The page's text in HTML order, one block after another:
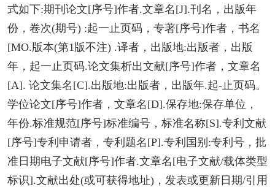
式如下:期刊论文[序号]作者.文章名[J].刊名，出版年
份，卷次(期号) :起一止页码，专著[序号]作者，书名
[MO.版本(第1版不注) .译者，出版地:出版者，出版
年，起一止页码.论文集析出文献[序号]作者，文章名
[A]. 论文集名[C].出版地:出版者，出版年.起-止页码。
学位论文[序号]作者，文章名[D].保存地:保存单位，
年份.标准规范[序号]标准编号，标准名称[S].专利文献
[序号]专利申请者，专利题名[P].专利国别:专利号，批
准日期电子文献[序号]作者.文章名[电子文献/载体类型
标识].文献出处(或可获得地址)，发表或更新日期/引用